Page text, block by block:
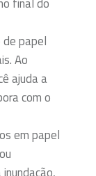
de papel
Ao
ajuda a
com o
em papel